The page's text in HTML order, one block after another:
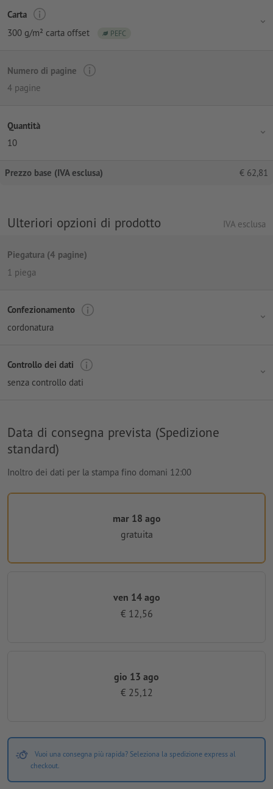
Carta
300 g/m² carta offset
PEFC
Numero di pagine
4 pagine
Quantità
10
Prezzo base (IVA esclusa) € 62,81
Ulteriori opzioni di prodotto IVA esclusa
Piegatura (4 pagine)
1 piega
Confezionamento
cordonatura
Controllo dei dati
senza controllo dati
Data di consegna prevista (Spedizione
standard)
Inoltro dei dati per la stampa fino domani 12:00
mar 18 ago
gratuita
ven 14 ago
€ 12,56
gio 13 ago
€ 25,12
Vuoi una consegna più rapida? Seleziona la spedizione express al
checkout.